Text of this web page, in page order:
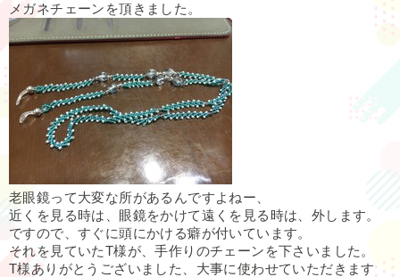
メガネチェーンを頂きました。
老眼鏡って大変な所があるんですよねー、
近くを見る時は、眼鏡をかけて遠くを見る時は、外します。
ですので、すぐに頭にかける癖が付いています。
それを見ていたT様が、手作りのチェーンを下さいました。
T様ありがとうございました、大事に使わせていただきます